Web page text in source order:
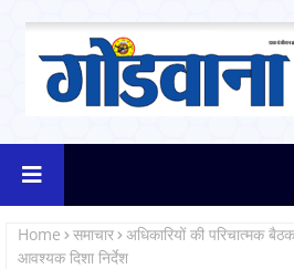
Home समाचार अधिकारियों की परिचात्मक
आवश्यक दिशा निर्देश